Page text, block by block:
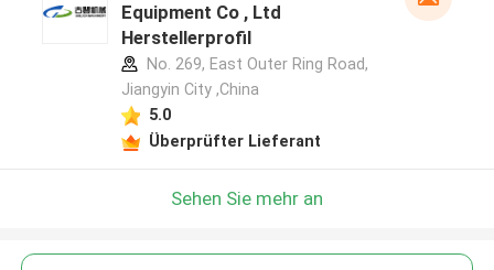
Equipment Co , Ltd
Herstellerprofil
No. 269, East Outer Ring Road,
Jiangyin City ,China
5.0
Überprüfter Lieferant
Sehen Sie mehr an